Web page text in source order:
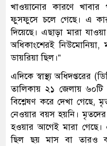
খাওয়ানোর কারণে খাবার
ফুসফুসে চলে গেছে। এ
দিয়েছে। এছাড়া মারা
অধিকাংশেরই নিউমোনিয়া,
ডায়রিয়া ছিল।”
এদিকে স্বাস্থ্য
তালিকায় ২১ জেলায় ৬০টি
বিশ্লেষণ করে দেখা গেছে,
নেওয়ার বয়স হয়নি।
হওয়ার আগেই মারা
ছিল ছয় মাস বা তারও